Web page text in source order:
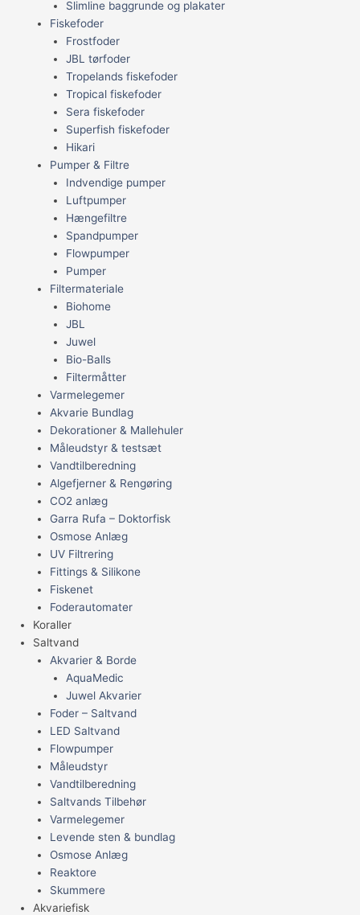
Slimline baggrunde og plakater
Fiskefoder
Frostfoder
JBL tørfoder
Tropelands fiskefoder
Tropical fiskefoder
Sera fiskefoder
Superfish fiskefoder
Hikari
Pumper & Filtre
Indvendige pumper
Luftpumper
Hængefiltre
Spandpumper
Flowpumper
Pumper
Filtermateriale
Biohome
JBL
Juwel
Bio-Balls
Filtermåtter
Varmelegemer
Akvarie Bundlag
Dekorationer & Mallehuler
Måleudstyr & testsæt
Vandtilberedning
Algefjerner & Rengøring
CO2 anlæg
Garra Rufa – Doktorfisk
Osmose Anlæg
UV Filtrering
Fittings & Silikone
Fiskenet
Foderautomater
Koraller
Saltvand
Akvarier & Borde
AquaMedic
Juwel Akvarier
Foder – Saltvand
LED Saltvand
Flowpumper
Måleudstyr
Vandtilberedning
Saltvands Tilbehør
Varmelegemer
Levende sten & bundlag
Osmose Anlæg
Reaktore
Skummere
Akvariefisk